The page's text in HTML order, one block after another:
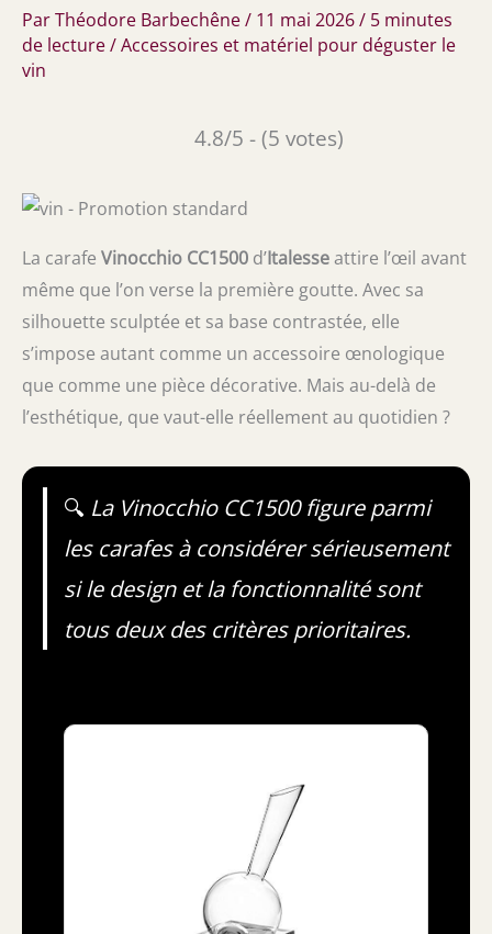
ParThéodore Barbechêne/ 11 mai 2026/ 5 minutes
de lecture/Accessoires et matériel pour déguster le
vin
4.8/5 - (5 votes)
La carafe Vinocchio CC1500 d’Italesseattire l’œil avant
même que l’on verse la première goutte. Avec sa
silhouette sculptée et sa base contrastée, elle
s’impose autant comme un accessoire œnologique
que comme une pièce décorative. Mais au-delà de
l’esthétique, que vaut-elle réellement au quotidien ?
🔍 La Vinocchio CC1500 figure parmi
les carafes à considérer sérieusement
si le design et la fonctionnalité sont
tous deux des critères prioritaires.